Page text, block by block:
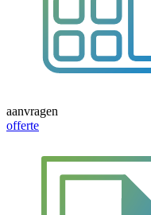
aanvragen
offerte